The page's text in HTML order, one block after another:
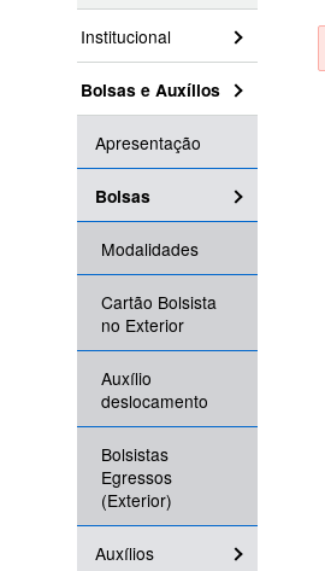
Institucional
Bolsas e Auxílios
Apresentação
Bolsas
Modalidades
Cartão Bolsista
no Exterior
Auxílio
deslocamento
Bolsistas
Egressos
(Exterior)
Auxílios